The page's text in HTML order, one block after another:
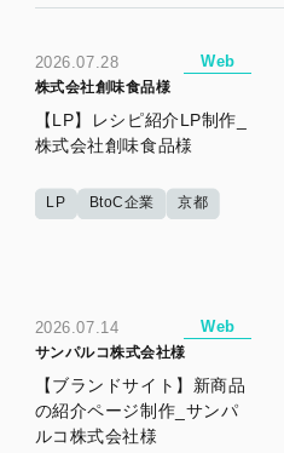
2026.07.28 Web
株式会社創味食品様
【LP】レシピ紹介LP制作_
株式会社創味食品様
LP BtoC企業 京都
2026.07.14 Web
サンパルコ株式会社様
【ブランドサイト】新商品
の紹介ページ制作_サンパ
ルコ株式会社様